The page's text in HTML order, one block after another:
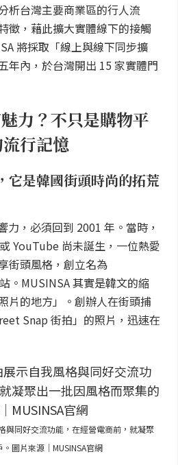
析台灣主要商業區的行人流
徵，藉此擴大實體線下的接觸
將採取「線上與線下同步擴
年內，於台灣開出 15 家實體門
力？不只是購物平
行記憶
它是韓國街頭時尚的拓荒
力，必須回到 2001 年。當時，
YouTube 尚未誕生，一位熱愛
街頭風格，創立名為
。MUSINSA 其實是韓文的縮
片的地方」。創辦人在街頭捕
Snap 街拍」的照片，迅速在
與同好交流功能，在經營電商前，就凝聚
圖片來源｜MUSINSA官網